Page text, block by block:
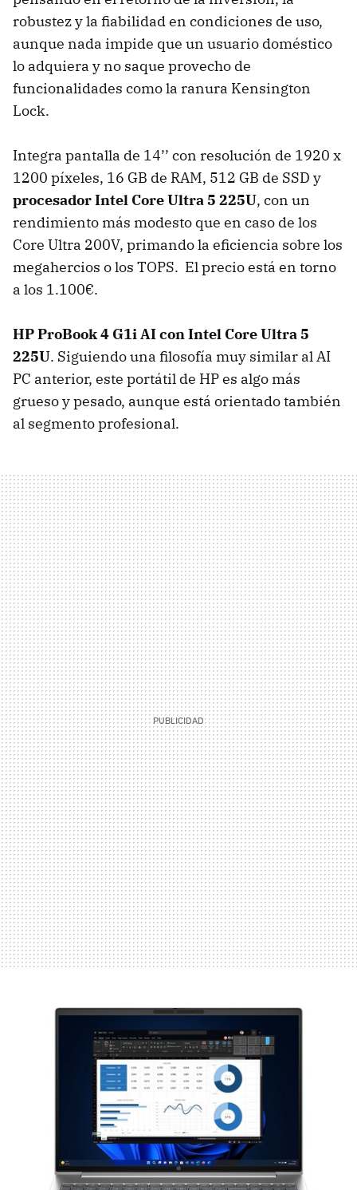
robustez y la fiabilidad en condiciones de uso,
aunque nada impide que un usuario doméstico
lo adquiera y no saque provecho de
funcionalidades como la ranura Kensington
Lock.
Integra pantalla de 14’’ con resolución de 1920 x
1200 píxeles, 16 GB de RAM, 512 GB de SSD y
procesador Intel Core Ultra 5 225U, con un
rendimiento más modesto que en caso de los
Core Ultra 200V, primando la eficiencia sobre los
megahercios o los TOPS. El precio está en torno
a los 1.100€.
HP ProBook 4 G1i AI con Intel Core Ultra 5
225U. Siguiendo una filosofía muy similar al AI
PC anterior, este portátil de HP es algo más
grueso y pesado, aunque está orientado también
al segmento profesional.